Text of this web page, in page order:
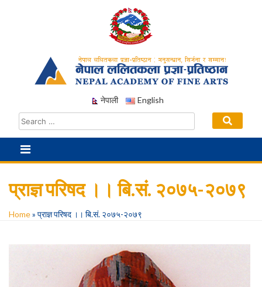
नेपाली English
प्राज्ञ परिषद ।। बि.सं. २०७५-२०७९
Home» प्राज्ञ परिषद ।। बि.सं. २०७५-२०७९